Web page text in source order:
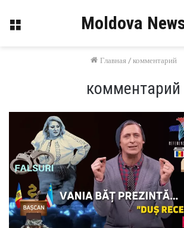
Меню Moldova
Главная / комментарий
комментарий